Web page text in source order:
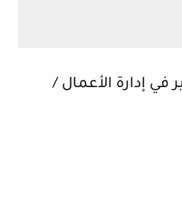
في إدارة الأعمال /